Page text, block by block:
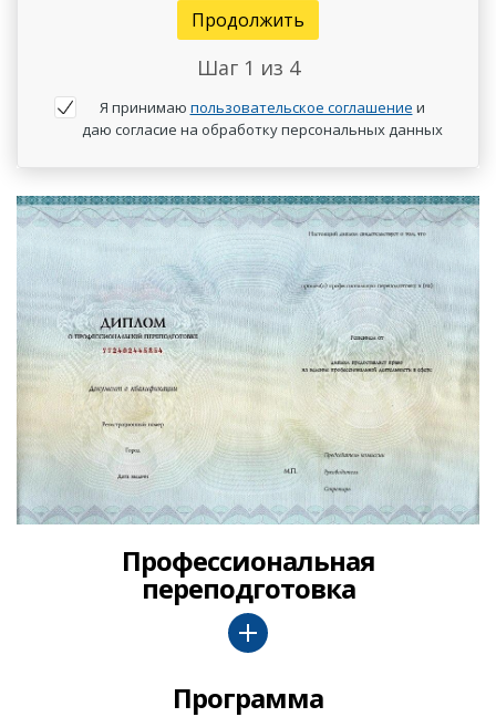
Продолжить
Шаг 1 из 4
Я принимаю пользовательское соглашение и
даю согласие на обработку персональных данных
Профессиональная
переподготовка
Программа